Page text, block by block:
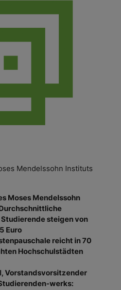
Mendelssohn Instituts
Moses Mendelssohn
steigen von
Euro
reicht in 70
Hochschulstädten
Vorstandsvorsitzender
werks: